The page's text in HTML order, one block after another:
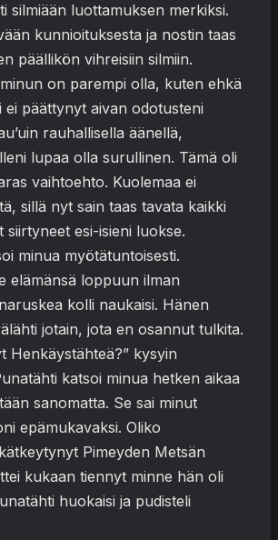
silmiään luottamuksen merkiksi.
kunnioituksesta ja nostin taas
päällikön vihreisiin silmiin.
minun on parempi olla, kuten ehkä
ei päättynyt aivan odotusteni
rauhallisella äänellä,
lupaa olla surullinen. Tämä oli
vaihtoehto. Kuolemaa ei
sillä nyt sain taas tavata kaikki
siirtyneet esi-isieni luokse.
minua myötätuntoisesti.
elämänsä loppuun ilman
kolli naukaisi. Hänen
jotain, jota en osannut tulkita.
Henkäystähteä?” kysyin
katsoi minua hetken aikaa
sanomatta. Se sai minut
epämukavaksi. Oliko
Pimeyden Metsän
kukaan tiennyt minne hän oli
huokaisi ja pudisteli